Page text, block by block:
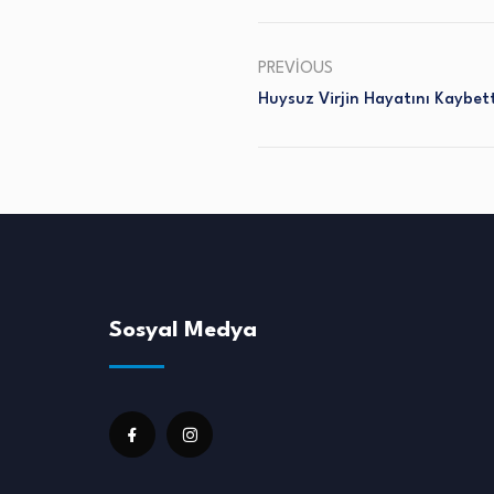
PREVIOUS
Huysuz Virjin Hayatını
Sosyal Medya